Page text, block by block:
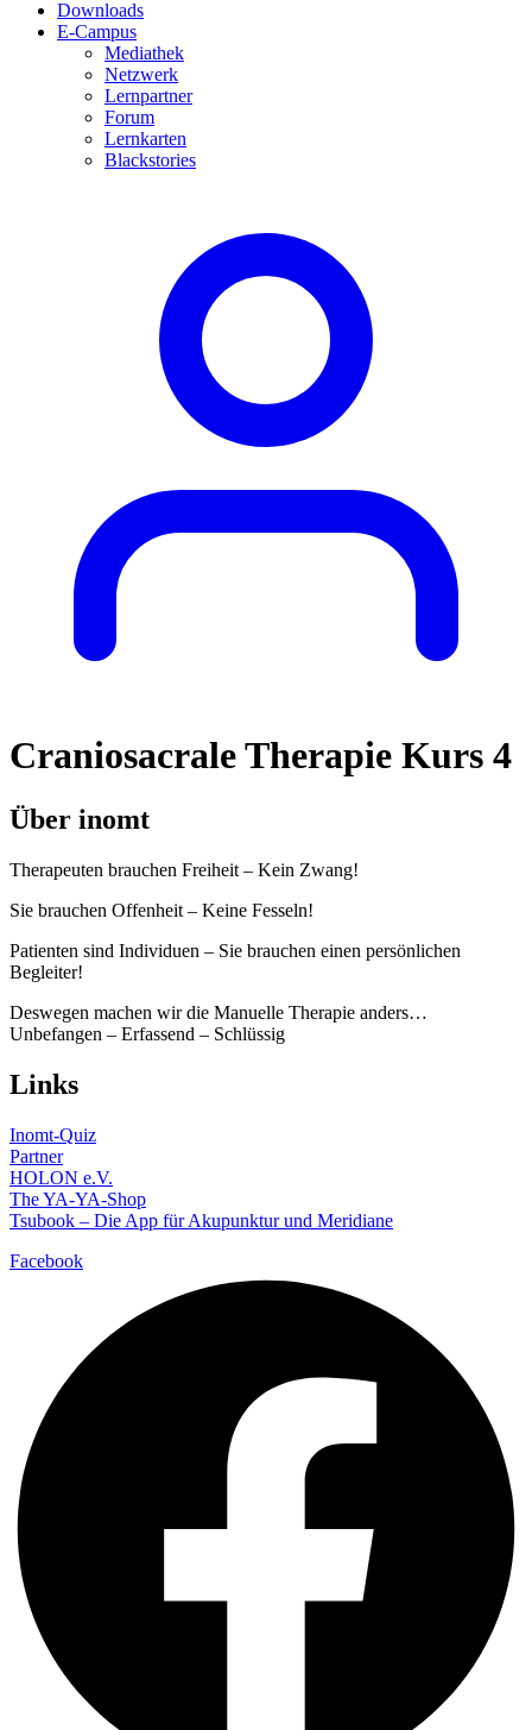
Downloads
E-Campus
Mediathek
Netzwerk
Lernpartner
Forum
Lernkarten
Blackstories
Craniosacrale Therapie Kurs 4
Über inomt
Therapeuten brauchen Freiheit – Kein Zwang!
Sie brauchen Offenheit – Keine Fesseln!
Patienten sind Individuen – Sie brauchen einen persönlichen
Begleiter!
Deswegen machen wir die Manuelle Therapie anders…
Unbefangen – Erfassend – Schlüssig
Links
Inomt-Quiz
Partner
HOLON e.V.
The YA-YA-Shop
Tsubook – Die App für Akupunktur und Meridiane
Facebook